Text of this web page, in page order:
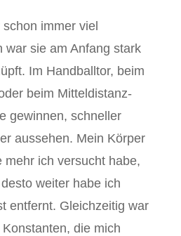
immer viel
war sie am Anfang stark
Im Handballtor, beim
beim Mitteldistanz-
gewinnen, schneller
aussehen. Mein Körper
mehr ich versucht habe,
weiter habe ich
entfernt. Gleichzeitig war
die mich